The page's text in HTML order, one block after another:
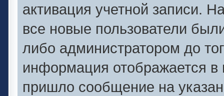
активация учетной записи.
все новые пользователи
либо администратором до
информация отображается в
пришло сообщение на